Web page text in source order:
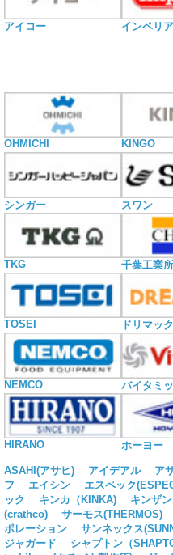
アイコー インペリア
OHMICHI KINGO
シンガー スワン
TKG 千葉工業所
TOSEI ドリマッ
NEMCO バイタミ
HIRANO ホーヨー
ASAHI(アサヒ) アイデアル ア
フ
エイシン エスペック
ック
キンカ（KINKA) キンザン
(crathco)
サーモス(THERMOS)
ポレーション
サンネックス
ジャガード
シャプトン（